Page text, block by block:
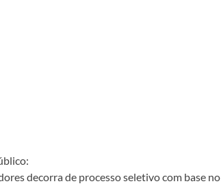
decorra de processo seletivo com base no